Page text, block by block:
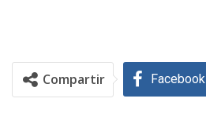
Compartir Facebook